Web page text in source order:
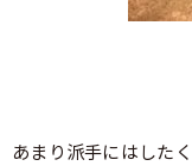
あまり派手にはした